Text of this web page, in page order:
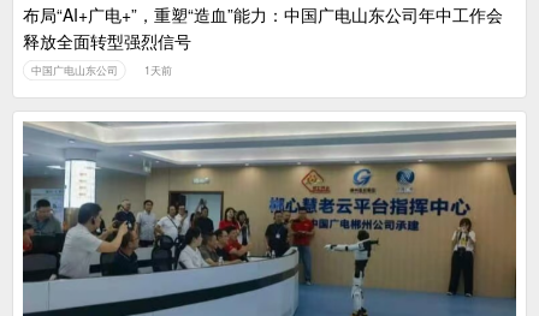
布局“AI+广电+”，重塑“造血”能力：中国广电山东公司年中工作会
释放全面转型强烈信号
中国广电山东公司 1天前